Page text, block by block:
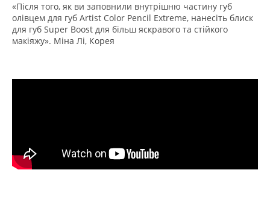
«Після того, як ви заповнили внутрішню частину губ
олівцем для губ Artist Color Pencil Extreme, нанесіть блиск
для губ Super Boost для більш яскравого та стійкого
макіяжу». Міна Лі, Корея